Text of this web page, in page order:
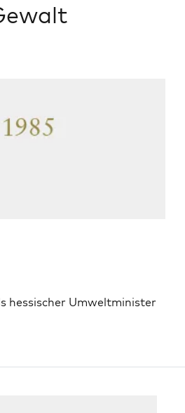
hessischer Umweltminister